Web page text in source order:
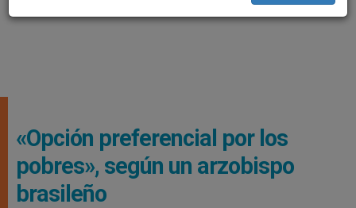
«Opción preferencial por los
pobres», según un arzobispo
brasileño